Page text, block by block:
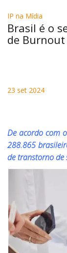
IP na Mídia
Brasil é o
de Burnout
23 set 2024
De acordo com
288.865
de transtorno de